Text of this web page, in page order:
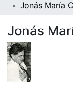
Jonás